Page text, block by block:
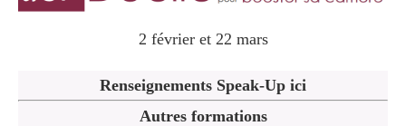
2 février et 22 mars
Renseignements Speak-Up ici
Autres formations